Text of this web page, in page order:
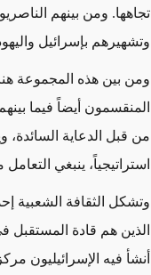
تجاهها. ومن بينهم
وتشهيرهم بإسرائيل
ومن بين هذه المجموعة
المنقسمون أيضاً فيما
من قبل الدعاية السائدة،
استراتيجياً، ينبغي
وتشكل الثقافة الشعبية
الذين هم قادة المستقبل
أنشأ فيه الإسرائيليون